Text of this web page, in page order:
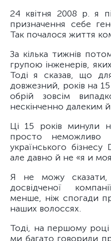
24 квітня 2008 р. я
призначення себе
Так почалося життя
За кілька тижнів
групою інженерів,
Тоді я сказав, що
довжезний, років на
обрій зовсім
нескінченно далеким
Ці 15 років минули
просто неможливо
українського
але давно й не «я и
Я не можу сказати,
досвідченої
менше, ніж спогади
наших волоссях.
Тоді, на першому
ми багато говорили